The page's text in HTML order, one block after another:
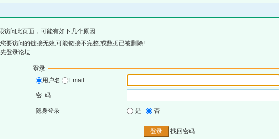
访问此页面，可能有如下几个原因:
要访问的链接无效,可能链接不完整,或数据已被删除!
登录论坛
登录
用户名
Email
密 码
隐身登录 是 否
找回密码